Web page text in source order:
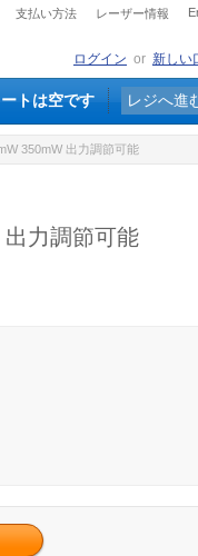
支払い方法 レーザー情報
ログイン or 新しい
トは空です レジへ進
350mW 出力調節可能
力調節可能